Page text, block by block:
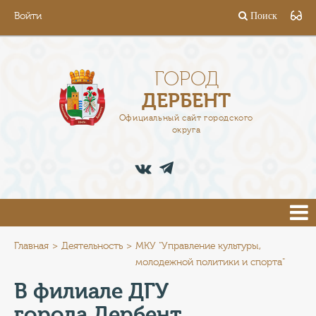
Войти Поиск
ГОРОД
ДЕРБЕНТ
Официальный сайт городского
округа
АДМИНИСТРАЦИЯ
ПРЕСС-ЦЕНТР
ТУРИСТАМ
Главная Деятельность
МКУ "Управление культуры,
молодежной политики и спорта"
В филиале ДГУ